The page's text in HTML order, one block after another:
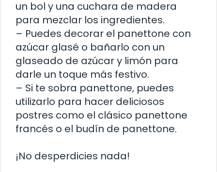
un bol y una cuchara de madera
para mezclar los ingredientes.
– Puedes decorar el panettone con
azúcar glasé o bañarlo con un
glaseado de azúcar y limón para
darle un toque más festivo.
– Si te sobra panettone, puedes
utilizarlo para hacer deliciosos
postres como el clásico panettone
francés o el budín de panettone.
¡No desperdicies nada!